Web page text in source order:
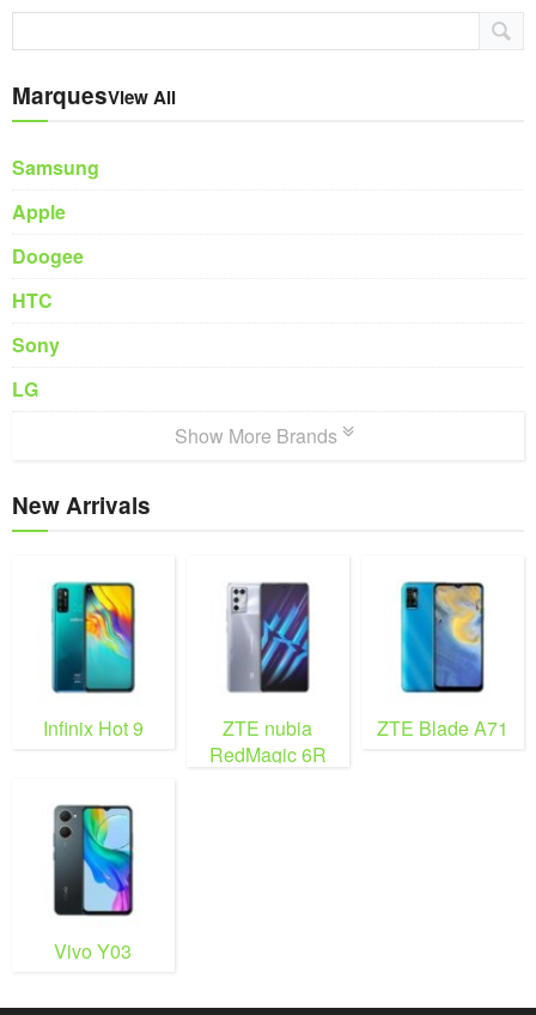
MarquesView All
Samsung
Apple
Doogee
HTC
Sony
LG
Show More Brands
New Arrivals
Infinix Hot 9
ZTE nubia
RedMagic 6R
ZTE Blade A71
Vivo Y03